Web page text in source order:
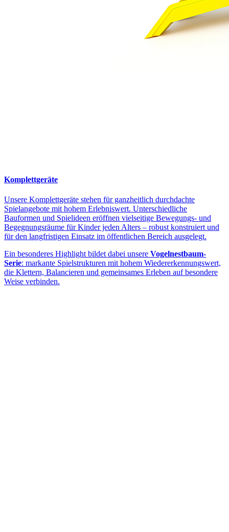
Komplettgeräte
Unsere Komplettgeräte stehen für ganzheitlich durchdachte
Spielangebote mit hohem Erlebniswert. Unterschiedliche
Bauformen und Spielideen eröffnen vielseitige Bewegungs- und
Begegnungsräume für Kinder jeden Alters – robust konstruiert und
für den langfristigen Einsatz im öffentlichen Bereich ausgelegt.
Ein besonderes Highlight bildet dabei unsere Vogelnestbaum-
Serie: markante Spielstrukturen mit hohem Wiedererkennungswert,
die Klettern, Balancieren und gemeinsames Erleben auf besondere
Weise verbinden.